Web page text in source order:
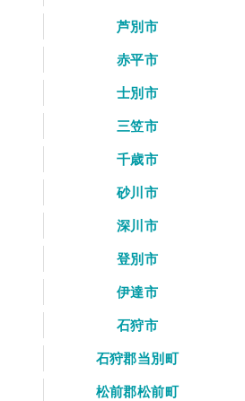
芦別市
赤平市
士別市
三笠市
千歳市
砂川市
深川市
登別市
伊達市
石狩市
石狩郡当別町
松前郡松前町